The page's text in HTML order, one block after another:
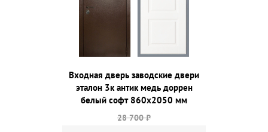
Входная дверь заводские двери
эталон 3к антик медь доррен
белый софт 860х2050 мм
28 700 ₽